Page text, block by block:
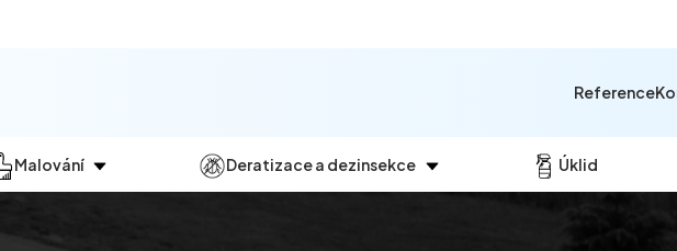
Malování Deratizace a dezinsekce Úklid
Reference